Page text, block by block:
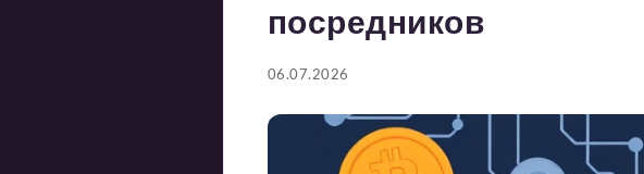
посредников
06.07.2026